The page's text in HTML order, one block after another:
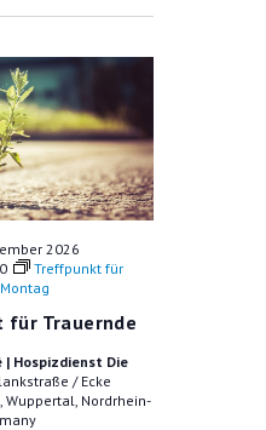
T
I
O
N
für Trauernde
2026
Treffpunkt für
Hospizdienst Die
/ Ecke
Wuppertal, Nordrhein-